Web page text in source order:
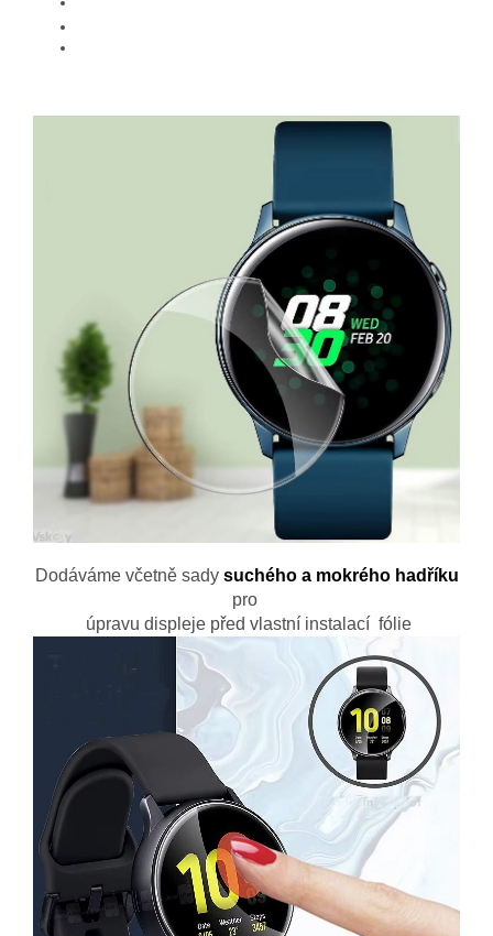
Dodáváme včetně sady suchého a mokrého hadříku
pro
úpravu displeje před vlastní instalací fólie